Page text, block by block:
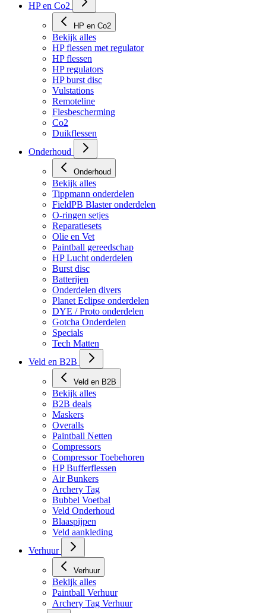
HP en Co2
HP en Co2
Bekijk alles
HP flessen met regulator
HP flessen
HP regulators
HP burst disc
Vulstations
Remoteline
Flesbescherming
Co2
Duikflessen
Onderhoud
Onderhoud
Bekijk alles
Tippmann onderdelen
FieldPB Blaster onderdelen
O-ringen setjes
Reparatiesets
Olie en Vet
Paintball gereedschap
HP Lucht onderdelen
Burst disc
Batterijen
Onderdelen divers
Planet Eclipse onderdelen
DYE / Proto onderdelen
Gotcha Onderdelen
Specials
Tech Matten
Veld en B2B
Veld en B2B
Bekijk alles
B2B deals
Maskers
Overalls
Paintball Netten
Compressors
Compressor Toebehoren
HP Bufferflessen
Air Bunkers
Archery Tag
Bubbel Voetbal
Veld Onderhoud
Blaaspijpen
Veld aankleding
Verhuur
Verhuur
Bekijk alles
Paintball Verhuur
Archery Tag Verhuur